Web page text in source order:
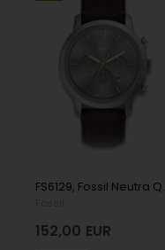
FS6129,
152,00 EUR